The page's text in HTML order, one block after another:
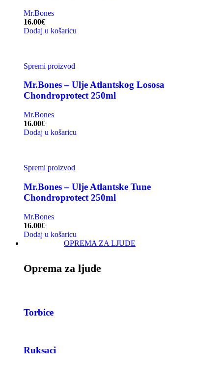
Mr.Bones
16.00€
Dodaj u košaricu
Spremi proizvod
Mr.Bones – Ulje Atlantskog Lososa
Chondroprotect 250ml
Mr.Bones
16.00€
Dodaj u košaricu
Spremi proizvod
Mr.Bones – Ulje Atlantske Tune
Chondroprotect 250ml
Mr.Bones
16.00€
Dodaj u košaricu
OPREMA ZA LJUDE
Oprema za ljude
Torbice
Ruksaci